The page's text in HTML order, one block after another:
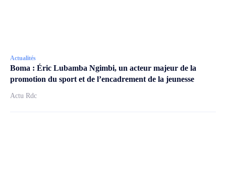
Actualités
Boma : Éric Lubamba Ngimbi, un acteur majeur de la
promotion du sport et de l’encadrement de la jeunesse
Actu Rdc